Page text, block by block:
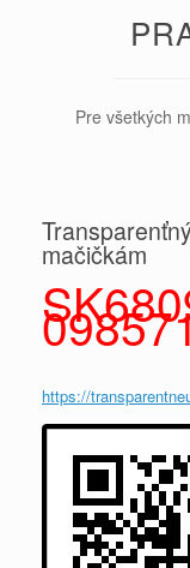
Pre všetkých
mačičkám
https://